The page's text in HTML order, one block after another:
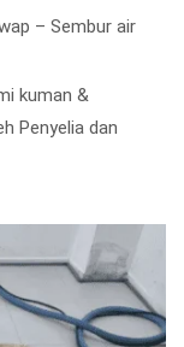
– Sembur air
kuman &
Penyelia dan